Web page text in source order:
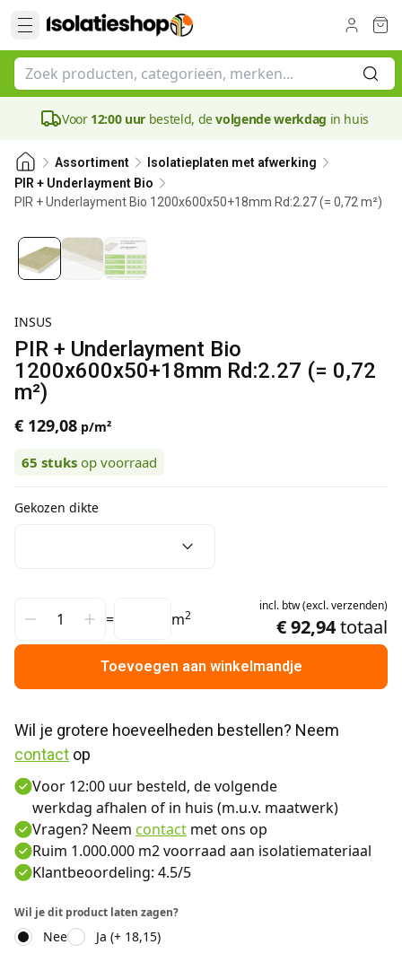
Voor 12:00 uur besteld, devolgende werkdag in huis
Assortiment
Isolatieplaten met afwerking
PIR + Underlayment Bio
PIR + Underlayment Bio 1200x600x50+18mm Rd:2.27 (= 0,72 m²)
50 mm
INSUS
PIR + Underlayment Bio
1200x600x50+18mm Rd:2.27 (= 0,72
m²)
€ 129,08 p/m²
65 stuks op voorraad
Gekozen dikte
= m2
incl. btw(excl.verzenden)
€ 92,94totaal
Toevoegen aan winkelmandje
contact op
Voor 12:00 uur besteld, de volgende
werkdag afhalen of in huis (m.u.v. maatwerk)
Vragen? Neem contact met ons op
Ruim 1.000.000 m2 voorraad aan isolatiemateriaal
Klantbeoordeling: 4.5/5
Wil je dit product laten zagen?
Nee Ja (+ 18,15)